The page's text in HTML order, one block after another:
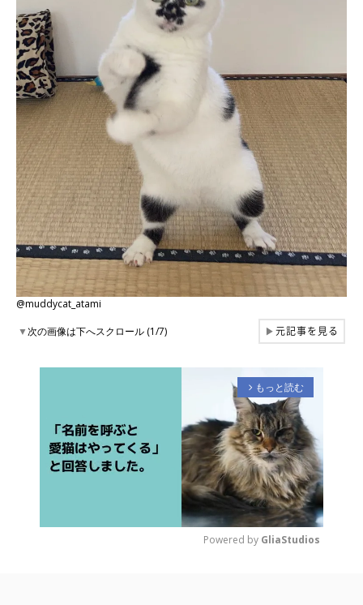
@muddycat_atami
▼次の画像は下へスクロール (1/7) ▶元記事を見る
arrow_forward_ios もっと読む
Powered by GliaStudios